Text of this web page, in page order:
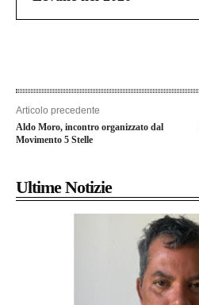
Articolo precedente
Aldo Moro, incontro organizzato dal
Movimento 5 Stelle
Ultime Notizie